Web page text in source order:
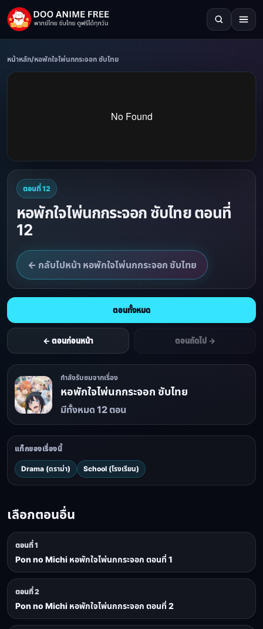
หน้าหลัก/หอพักใจไพ่นกกระจอก ซับไทย
ตอนที่ 12
หอพักใจไพ่นกกระจอก ซับไทย ตอนที่
12
← กลับไปหน้า หอพักใจไพ่นกกระจอก ซับไทย
← ตอนก่อนหน้า
ตอนทั้งหมด
ตอนถัดไป →
กำลังรับชมจากเรื่อง
หอพักใจไพ่นกกระจอก ซับไทย
มีทั้งหมด 12 ตอน
แท็กของเรื่องนี้
Drama (ดราม่า) School (โรงเรียน)
เลือกตอนอื่น
ตอนที่ 1
Pon no Michi หอพักใจไพ่นกกระจอก ตอนที่ 1
ตอนที่ 2
Pon no Michi หอพักใจไพ่นกกระจอก ตอนที่ 2